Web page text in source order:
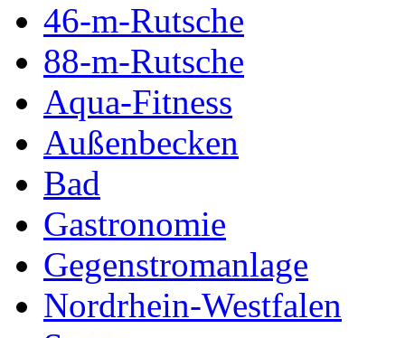
46-m-Rutsche
88-m-Rutsche
Aqua-Fitness
Außenbecken
Bad
Gastronomie
Gegenstromanlage
Nordrhein-Westfalen